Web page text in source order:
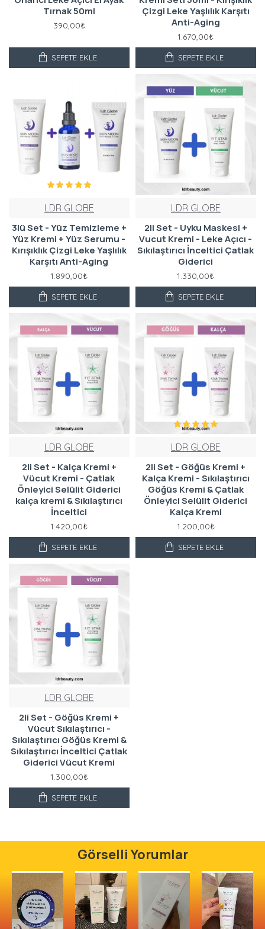
Tırnak 50ml
390,00₺
SEPETE EKLE
Çizgi Leke Yaşlılık Karşıtı
Anti-Aging
1.670,00₺
SEPETE EKLE
LDR GLOBE
3lü Set - Yüz Temizleme +
Yüz Kremi + Yüz Serumu -
Kırışıklık Çizgi Leke Yaşlılık
Karşıtı Anti-Aging
1.890,00₺
SEPETE EKLE
LDR GLOBE
2li Set - Uyku Maskesi +
Vucut Kremi - Leke Açıcı -
Sıkılaştırıcı İnceltici Çatlak
Giderici
1.330,00₺
SEPETE EKLE
LDR GLOBE
2li Set - Kalça Kremi +
Vücut Kremi - Çatlak
Önleyici Selülit Giderici
kalça kremi & Sıkılaştırıcı
İnceltici
1.420,00₺
SEPETE EKLE
LDR GLOBE
2li Set - Göğüs Kremi +
Kalça Kremi - Sıkılaştırıcı
Göğüs Kremi & Çatlak
Önleyici Selülit Giderici
Kalça Kremi
1.200,00₺
SEPETE EKLE
LDR GLOBE
2li Set - Göğüs Kremi +
Vücut Sıkılaştırıcı -
Sıkılaştırıcı Göğüs Kremi &
Sıkılaştırıcı İnceltici Çatlak
Giderici Vücut Kremi
1.300,00₺
SEPETE EKLE
Görselli Yorumlar